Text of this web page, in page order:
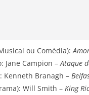
ou Comédia):
Jane Campion – Ataque
Kenneth Branagh –
Will Smith – King